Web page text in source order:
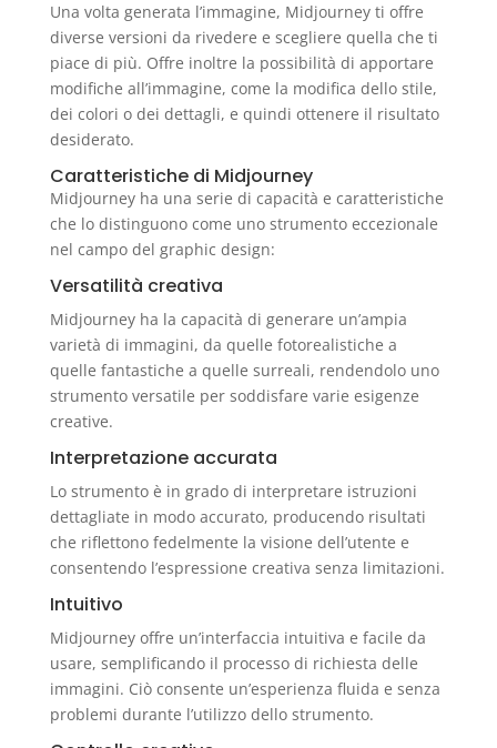
Una volta generata l’immagine, Midjourney ti offre
diverse versioni da rivedere e scegliere quella che ti
piace di più. Offre inoltre la possibilità di apportare
modifiche all’immagine, come la modifica dello stile,
dei colori o dei dettagli, e quindi ottenere il risultato
desiderato.
Caratteristiche di Midjourney
Midjourney ha una serie di capacità e caratteristiche
che lo distinguono come uno strumento eccezionale
nel campo del graphic design:
Versatilità creativa
Midjourney ha la capacità di generare un’ampia
varietà di immagini, da quelle fotorealistiche a
quelle fantastiche a quelle surreali, rendendolo uno
strumento versatile per soddisfare varie esigenze
creative.
Interpretazione accurata
Lo strumento è in grado di interpretare istruzioni
dettagliate in modo accurato, producendo risultati
che riflettono fedelmente la visione dell’utente e
consentendo l’espressione creativa senza limitazioni.
Intuitivo
Midjourney offre un’interfaccia intuitiva e facile da
usare, semplificando il processo di richiesta delle
immagini. Ciò consente un’esperienza fluida e senza
problemi durante l’utilizzo dello strumento.